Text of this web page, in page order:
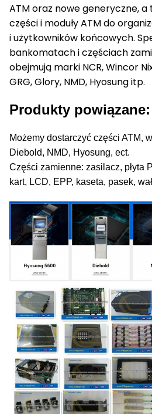
ATM oraz nowe generyczne,
części i moduły ATM do
i użytkowników końcowych.
bankomatach i częściach
obejmują marki NCR, Wincor
GRG, Glory, NMD, Hyosung itp.
Produkty powiązane:
Możemy dostarczyć części ATM,
Diebold, NMD, Hyosung, ect.
Części zamienne: zasilacz, płyta
kart, LCD, EPP, kaseta, pasek,